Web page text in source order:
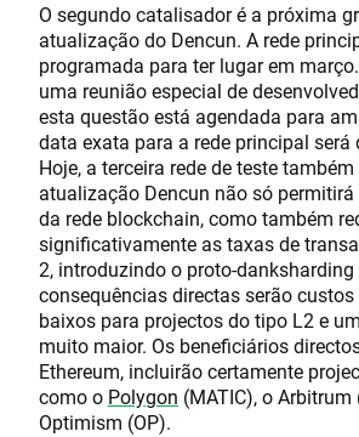
O segundo catalisador é a próxima
atualização do Dencun. A rede
programada para ter lugar em
uma reunião especial de
esta questão está agendada para
data exata para a rede principal será
Hoje, a terceira rede de teste
atualização Dencun não só
da rede blockchain, como também
significativamente as taxas de
2, introduzindo o proto-danksharding
consequências directas serão
baixos para projectos do tipo L2 e
muito maior. Os beneficiários
Ethereum, incluirão certamente
como o Polygon (MATIC), o Arbitrum
Optimism (OP).